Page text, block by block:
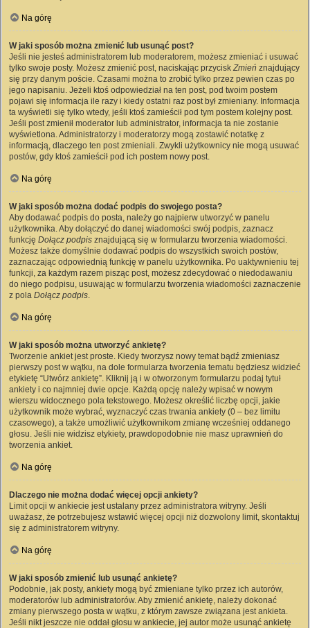
Na górę
W jaki sposób można zmienić lub usunąć post?
Jeśli nie jesteś administratorem lub moderatorem, możesz zmieniać i usuwać
tylko swoje posty. Możesz zmienić post, naciskając przyciskZmień znajdujący
się przy danym poście. Czasami można to zrobić tylko przez pewien czas po
jego napisaniu. Jeżeli ktoś odpowiedział na ten post, pod twoim postem
pojawi się informacja ile razy i kiedy ostatni raz post był zmieniany. Informacja
ta wyświetli się tylko wtedy, jeśli ktoś zamieścił pod tym postem kolejny post.
Jeśli post zmienił moderator lub administrator, informacja ta nie zostanie
wyświetlona. Administratorzy i moderatorzy mogą zostawić notatkę z
informacją, dlaczego ten post zmieniali. Zwykli użytkownicy nie mogą usuwać
postów, gdy ktoś zamieścił pod ich postem nowy post.
Na górę
W jaki sposób można dodać podpis do swojego posta?
Aby dodawać podpis do posta, należy go najpierw utworzyć w panelu
użytkownika. Aby dołączyć do danej wiadomości swój podpis, zaznacz
funkcję Dołącz podpis znajdującą się w formularzu tworzenia wiadomości.
Możesz także domyślnie dodawać podpis do wszystkich swoich postów,
zaznaczając odpowiednią funkcję w panelu użytkownika. Po uaktywnieniu tej
funkcji, za każdym razem pisząc post, możesz zdecydować o niedodawaniu
do niego podpisu, usuwając w formularzu tworzenia wiadomości zaznaczenie
z pola Dołącz podpis.
Na górę
W jaki sposób można utworzyć ankietę?
Tworzenie ankiet jest proste. Kiedy tworzysz nowy temat bądź zmieniasz
pierwszy post w wątku, na dole formularza tworzenia tematu będziesz widzieć
etykietę “Utwórz ankietę”. Kliknij ją i w otworzonym formularzu podaj tytuł
ankiety i co najmniej dwie opcje. Każdą opcję należy wpisać w nowym
wierszu widocznego pola tekstowego. Możesz określić liczbę opcji, jakie
użytkownik może wybrać, wyznaczyć czas trwania ankiety (0 – bez limitu
czasowego), a także umożliwić użytkownikom zmianę wcześniej oddanego
głosu. Jeśli nie widzisz etykiety, prawdopodobnie nie masz uprawnień do
tworzenia ankiet.
Na górę
Dlaczego nie można dodać więcej opcji ankiety?
Limit opcji w ankiecie jest ustalany przez administratora witryny. Jeśli
uważasz, że potrzebujesz wstawić więcej opcji niż dozwolony limit, skontaktuj
się z administratorem witryny.
Na górę
W jaki sposób zmienić lub usunąć ankietę?
Podobnie, jak posty, ankiety mogą być zmieniane tylko przez ich autorów,
moderatorów lub administratorów. Aby zmienić ankietę, należy dokonać
zmiany pierwszego posta w wątku, z którym zawsze związana jest ankieta.
Jeśli nikt jeszcze nie oddał głosu w ankiecie, jej autor może usunąć ankietę